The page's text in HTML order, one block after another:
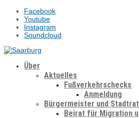
Facebook
Youtube
Instagram
Soundcloud
Über
Aktuelles
Fußverkehrschecks
Anmeldung
Bürgermeister und Stadtrat
Beirat für Migration